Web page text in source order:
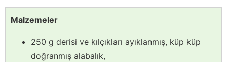
Malzemeler
250 g derisi ve kılçıkları ayıklanmış, küp küp
doğranmış alabalık,